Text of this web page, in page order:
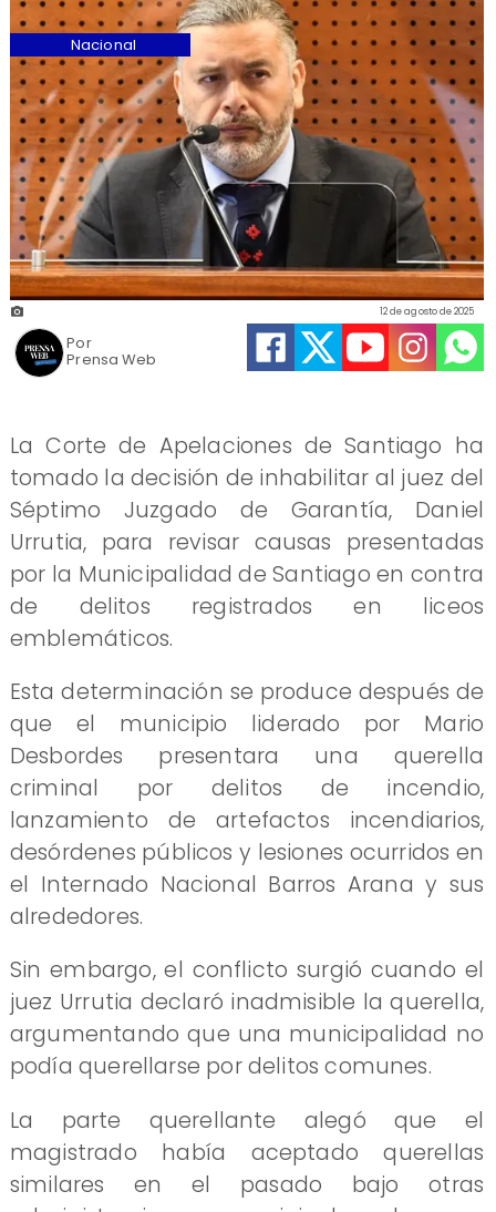
Prensa Web
12 de agosto de 2025
Nacional
Por
La Corte de Apelaciones de Santiago ha
tomado la decisión de inhabilitar al juez del
Séptimo Juzgado de Garantía, Daniel
Urrutia, para revisar causas presentadas
por la Municipalidad de Santiago en contra
de delitos registrados en liceos
emblemáticos.
Esta determinación se produce después de
que el municipio liderado por Mario
Desbordes presentara una querella
criminal por delitos de incendio,
lanzamiento de artefactos incendiarios,
desórdenes públicos y lesiones ocurridos en
el Internado Nacional Barros Arana y sus
alrededores.
Sin embargo, el conflicto surgió cuando el
juez Urrutia declaró inadmisible la querella,
argumentando que una municipalidad no
podía querellarse por delitos comunes.
La parte querellante alegó que el
magistrado había aceptado querellas
similares en el pasado bajo otras